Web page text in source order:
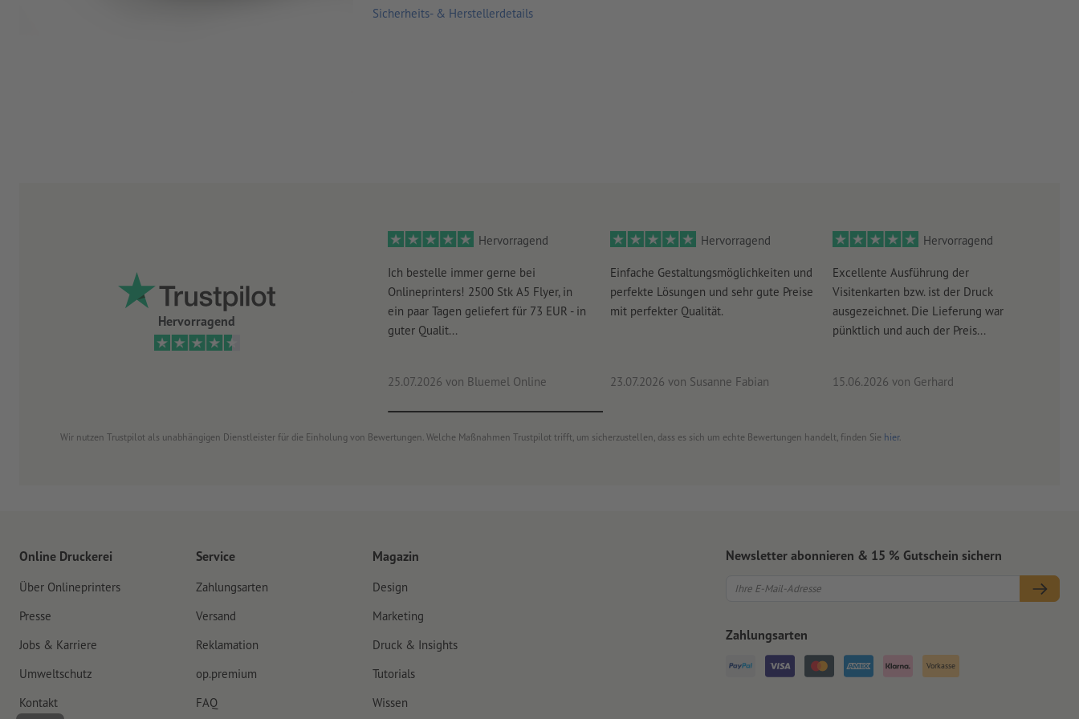
Sicherheits- & Herstellerdetails
Hervorragend
Hervorragend
Ich bestelle immer gerne bei
Onlineprinters! 2500 Stk A5 Flyer, in
ein paar Tagen geliefert für 73 EUR - in
guter Qualit...
25.07.2026 von Bluemel Online
Hervorragend
Einfache Gestaltungsmöglichkeiten und
perfekte Lösungen und sehr gute Preise
mit perfekter Qualität.
23.07.2026 von Susanne Fabian
Hervorragend
Excellente Ausführung der
Visitenkarten bzw. ist der Druck
ausgezeichnet. Die Lieferung war
pünktlich und auch der Preis...
15.06.2026 von Gerhard
Wir nutzen Trustpilot als unabhängigen Dienstleister für die Einholung von Bewertungen. Welche Maßnahmen Trustpilot trifft, um sicherzustellen, dass es sich um echte Bewertungen handelt, finden Sie hier.
Online Druckerei
Über Onlineprinters
Presse
Jobs & Karriere
Umweltschutz
Kontakt
Service
Zahlungsarten
Versand
Reklamation
op.premium
FAQ
Magazin
Design
Marketing
Druck & Insights
Tutorials
Wissen
Newsletter abonnieren & 15 % Gutschein sichern
Zahlungsarten
Vorkasse